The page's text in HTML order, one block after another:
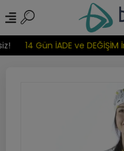
14 Gün İADE ve DEĞİŞİM